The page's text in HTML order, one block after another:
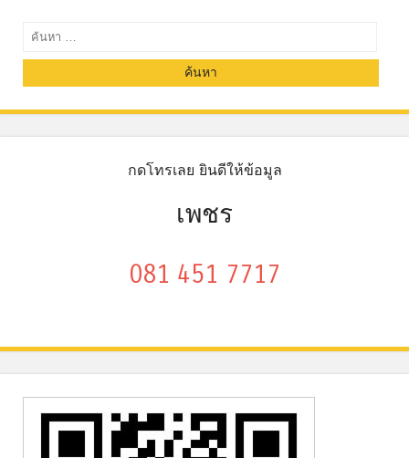
ค้นหา
กดโทรเลย ยินดีให้ข้อมูล
เพชร
081 451 7717